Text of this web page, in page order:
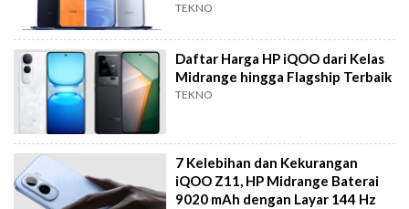
TEKNO
Daftar Harga HP iQOO dari Kelas
Midrange hingga Flagship Terbaik
TEKNO
7 Kelebihan dan Kekurangan
iQOO Z11, HP Midrange Baterai
9020 mAh dengan Layar 144 Hz